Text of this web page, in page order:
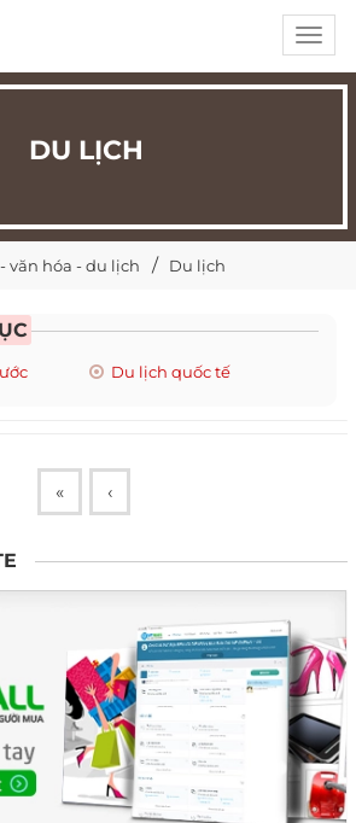
DU LỊCH
văn hóa - du lịch Du lịch
Du lịch quốc tế
« ‹